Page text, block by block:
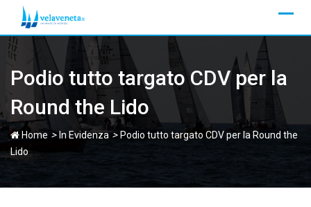
content
Podio tutto targato CDV per la
Round the Lido
Home > In Evidenza> Podio tutto targato CDV per la Round the
Lido